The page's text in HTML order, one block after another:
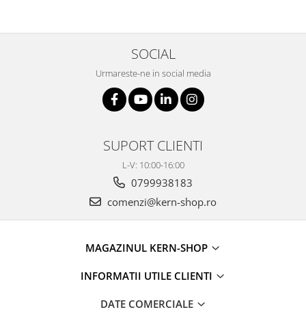
SOCIAL
Urmareste-ne in social media
SUPORT CLIENTI
L-V: 10:00-16:00
0799938183
comenzi@kern-shop.ro
MAGAZINUL KERN-SHOP
INFORMATII UTILE CLIENTI
DATE COMERCIALE